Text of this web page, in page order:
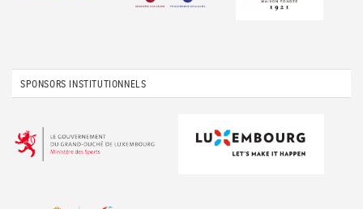
SPONSORS INSTITUTIONNELS